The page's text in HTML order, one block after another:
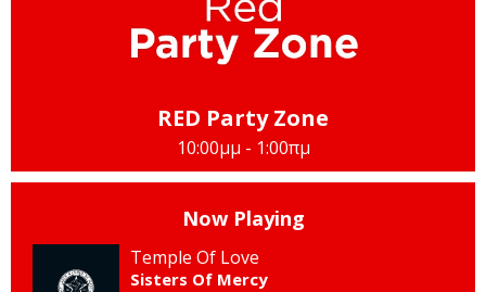
RED Party Zone
10:00μμ - 1:00πμ
Now Playing
Temple Of Love
Sisters Of Mercy